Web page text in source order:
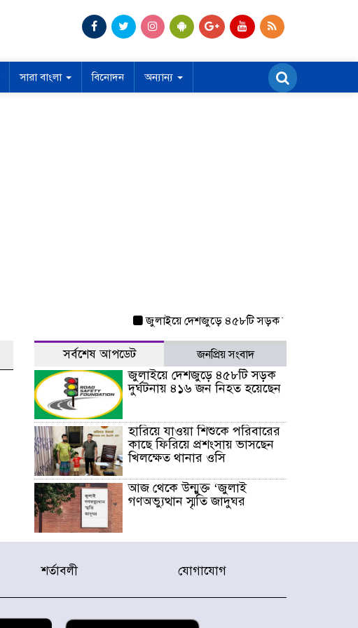
সারা বাংলা বিনোদন অন্যান্য
জুলাইয়ে দেশজুড়ে ৪৫৮টি সড়ক দুর্ঘটনায় ৪১৬ জন
সর্বশেষ আপডেট জনপ্রিয় সংবাদ
জুলাইয়ে দেশজুড়ে ৪৫৮টি সড়ক
দুর্ঘটনায় ৪১৬ জন নিহত হয়েছেন
হারিয়ে যাওয়া শিশুকে পরিবারের
কাছে ফিরিয়ে প্রশংসায় ভাসছেন
খিলক্ষেত থানার ওসি
আজ থেকে উন্মুক্ত ‘জুলাই
গণঅভ্যুত্থান স্মৃতি জাদুঘর
রাজধানীর উত্তরা আঞ্চলিক
চক্রের ১৩ জন সদস্যকে বিভিন্ন
র‌্যাব-১
হরমুজ প্রণালি নিয়ে ওমানের সঙ্গে
শর্তাবলী যোগাযোগ